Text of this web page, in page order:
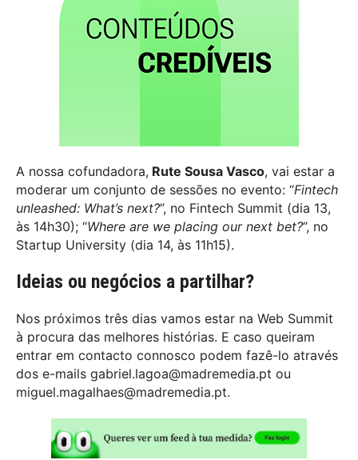
A nossa cofundadora, Rute Sousa Vasco, vai estar a
moderar um conjunto de sessões no evento: “Fintech
unleashed: What’s next?”, no Fintech Summit (dia 13,
às 14h30); “Where are we placing our next bet?”, no
Startup University (dia 14, às 11h15).
Ideias ou negócios a partilhar?
Nos próximos três dias vamos estar na Web Summit
à procura das melhores histórias. E caso queiram
entrar em contacto connosco podem fazê-lo através
dos e-mails gabriel.lagoa@madremedia.pt ou
miguel.magalhaes@madremedia.pt.